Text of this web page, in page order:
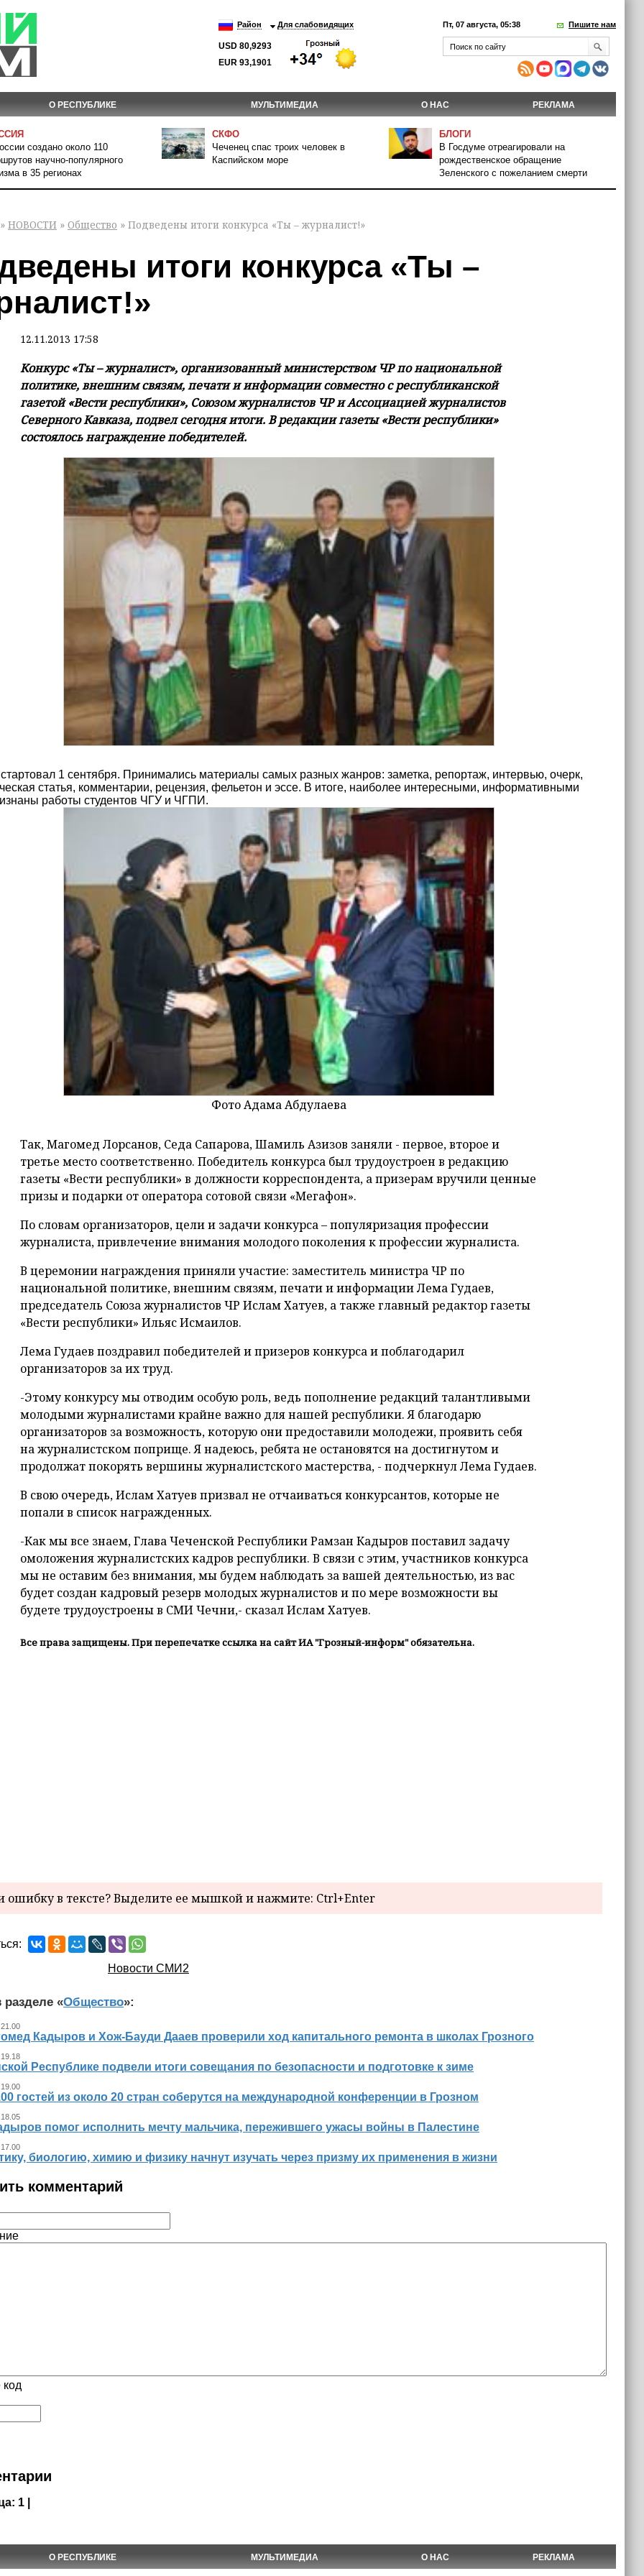
Район Для слабовидящих
USD 80,9293
EUR 93,1901
Пт, 07 августа, 05:38 Пишите нам
О РЕСПУБЛИКЕ МУЛЬТИМЕДИА О НАС РЕКЛАМА
создано около 110
научно-популярного
в 35 регионах
СКФО
Чеченец спас троих человек в
Каспийском море
БЛОГИ
В Госдуме отреагировали на
рождественское обращение
Зеленского с пожеланием смерти
» НОВОСТИ » Общество » Подведены итоги конкурса «Ты – журналист!»
итоги конкурса «Ты –
12.11.2013 17:58
Конкурс «Ты – журналист», организованный министерством ЧР по национальной
политике, внешним связям, печати и информации совместно с республиканской
газетой «Вести республики», Союзом журналистов ЧР и Ассоциацией журналистов
Северного Кавказа, подвел сегодня итоги. В редакции газеты «Вести республики»
состоялось награждение победителей.
стартовал 1 сентября. Принимались материалы самых разных жанров: заметка, репортаж, интервью, очерк,
статья, комментарии, рецензия, фельетон и эссе. В итоге, наиболее интересными, информативными
работы студентов ЧГУ и ЧГПИ.
Фото Адама Абдулаева
Так, Магомед Лорсанов, Седа Сапарова, Шамиль Азизов заняли - первое, второе и
третье место соответственно. Победитель конкурса был трудоустроен в редакцию
газеты «Вести республики» в должности корреспондента, а призерам вручили ценные
призы и подарки от оператора сотовой связи «Мегафон».
По словам организаторов, цели и задачи конкурса – популяризация профессии
журналиста, привлечение внимания молодого поколения к профессии журналиста.
В церемонии награждения приняли участие: заместитель министра ЧР по
национальной политике, внешним связям, печати и информации Лема Гудаев,
председатель Союза журналистов ЧР Ислам Хатуев, а также главный редактор газеты
«Вести республики» Ильяс Исмаилов.
Лема Гудаев поздравил победителей и призеров конкурса и поблагодарил
организаторов за их труд.
-Этому конкурсу мы отводим особую роль, ведь пополнение редакций талантливыми
молодыми журналистами крайне важно для нашей республики. Я благодарю
организаторов за возможность, которую они предоставили молодежи, проявить себя
на журналистском поприще. Я надеюсь, ребята не остановятся на достигнутом и
продолжат покорять вершины журналистского мастерства, - подчеркнул Лема Гудаев.
В свою очередь, Ислам Хатуев призвал не отчаиваться конкурсантов, которые не
попали в список награжденных.
-Как мы все знаем, Глава Чеченской Республики Рамзан Кадыров поставил задачу
омоложения журналистских кадров республики. В связи с этим, участников конкурса
мы не оставим без внимания, мы будем наблюдать за вашей деятельностью, из вас
будет создан кадровый резерв молодых журналистов и по мере возможности вы
будете трудоустроены в СМИ Чечни,- сказал Ислам Хатуев.
Все права защищены. При перепечатке ссылка на сайт ИА "Грозный-информ" обязательна.
в тексте? Выделите ее мышкой и нажмите: Ctrl+Enter
Новости СМИ2
разделе «Общество»:
Кадыров и Хож-Бауди Дааев проверили ход капитального ремонта в школах Грозного
Республике подвели итоги совещания по безопасности и подготовке к зиме
гостей из около 20 стран соберутся на международной конференции в Грозном
помог исполнить мечту мальчика, пережившего ужасы войны в Палестине
биологию, химию и физику начнут изучать через призму их применения в жизни
комментарий
код
1 |
О РЕСПУБЛИКЕ МУЛЬТИМЕДИА О НАС РЕКЛАМА